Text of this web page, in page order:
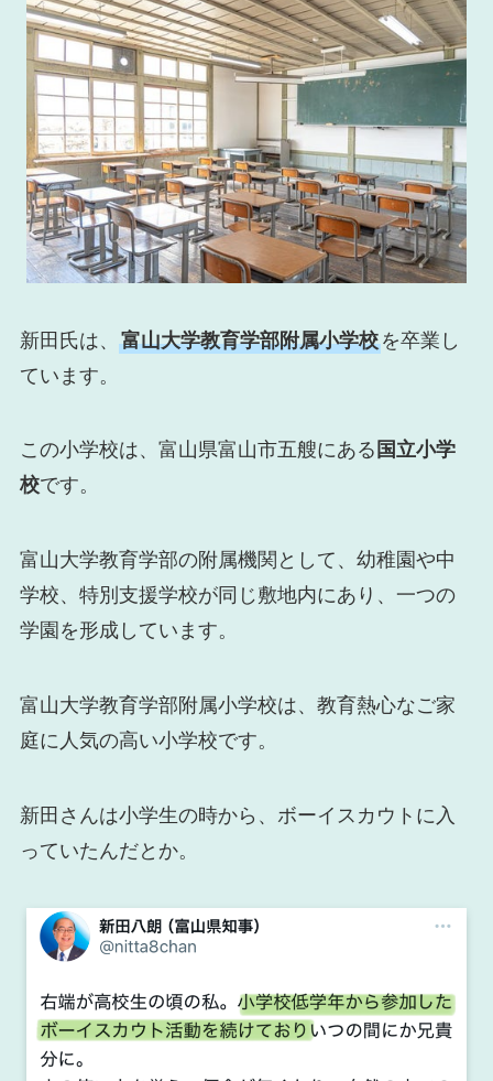
新田氏は、 富山大学教育学部附属小学校を卒業し
ています。
この小学校は、富山県富山市五艘にある 国立小学
校です。
富山大学教育学部の附属機関として、幼稚園や中
学校、特別支援学校が同じ敷地内にあり、一つの
学園を形成しています。
富山大学教育学部附属小学校は、教育熱心なご家
庭に人気の高い小学校です。
新田さんは小学生の時から、ボーイスカウトに入
っていたんだとか。